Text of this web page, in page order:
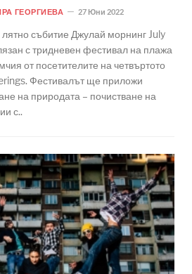
ГЕОРГИЕВА 27 Юни 2022
събитие Джулай морнинг July
с тридневен фестивал на плажа
от посетителите на четвъртото
Фестивалът ще приложи
на природата – почистване на
с..